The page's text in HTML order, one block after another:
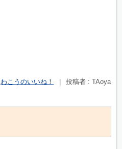
わこうのいいね！
投稿者 : TAoya